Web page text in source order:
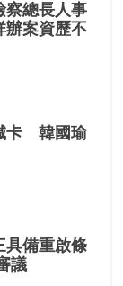
察總長人事
辦案資歷不
卡 韓國瑜
具備重啟條
議